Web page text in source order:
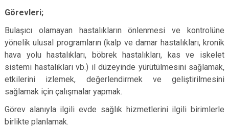
Görevleri;
Bulaşıcı olamayan hastalıkların önlenmesi ve kontrolüne
yönelik ulusal programların (kalp ve damar hastalıkları, kronik
hava yolu hastalıkları, böbrek hastalıkları, kas ve iskelet
sistemi hastalıkları vb.) il düzeyinde yürütülmesini sağlamak,
etkilerini izlemek, değerlendirmek ve geliştirilmesini
sağlamak için çalışmalar yapmak.
Görev alanıyla ilgili evde sağlık hizmetlerini ilgili birimlerle
birlikte planlamak.